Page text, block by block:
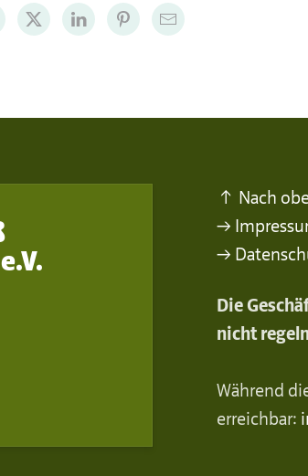
↑ Nach
→
→
Die
nicht
Während
erreichbar: